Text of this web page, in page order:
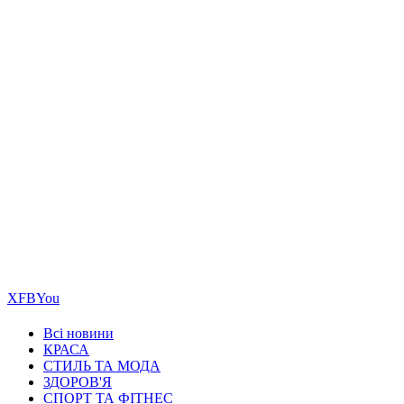
ХFBYou
Всі новини
КРАСА
СТИЛЬ ТА МОДА
ЗДОРОВ'Я
СПОРТ ТА ФІТНЕС